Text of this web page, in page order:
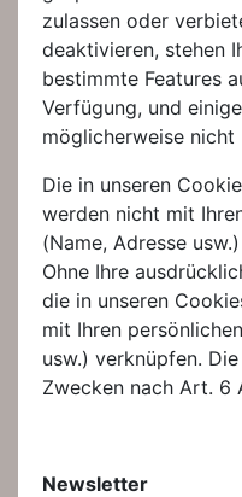
zulassen oder
deaktivieren, stehen
bestimmte Features
Verfügung, und
möglicherweise
Die in unseren
werden nicht mit
(Name, Adresse
Ohne Ihre
die in unseren
mit Ihren
usw.) verknüpfen.
Zwecken nach Art. 6
Newsletter